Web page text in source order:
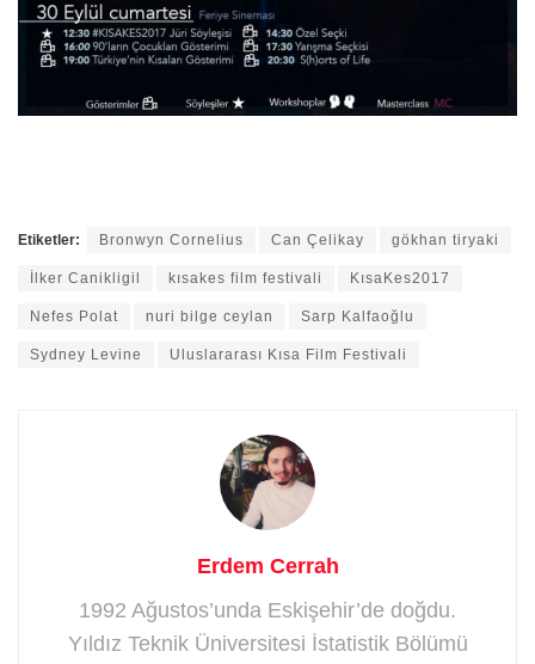
Etiketler: Bronwyn Cornelius Can Çelikay gökhan tiryaki
İlker Canikligil kısakes film festivali KısaKes2017
Nefes Polat nuri bilge ceylan Sarp Kalfaoğlu
Sydney Levine Uluslararası Kısa Film Festivali
Erdem Cerrah
1992 Ağustos’unda Eskişehir’de doğdu.
Yıldız Teknik Üniversitesi İstatistik Bölümü